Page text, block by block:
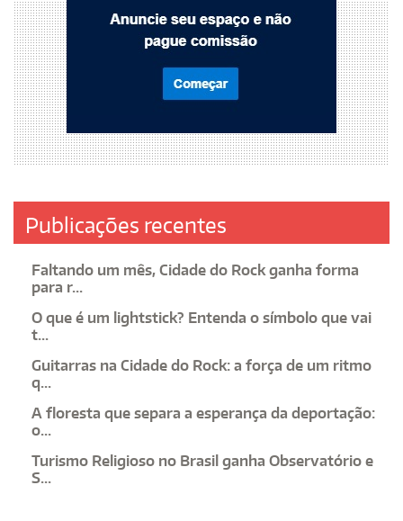
Publicações recentes
Faltando um mês, Cidade do Rock ganha forma
para r...
O que é um lightstick? Entenda o símbolo que vai
t...
Guitarras na Cidade do Rock: a força de um ritmo
q...
A floresta que separa a esperança da deportação:
o...
Turismo Religioso no Brasil ganha Observatório e
S...